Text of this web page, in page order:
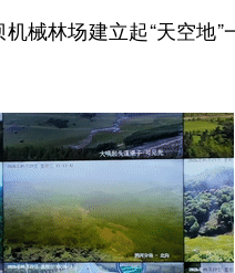
林场建立起“天空地”